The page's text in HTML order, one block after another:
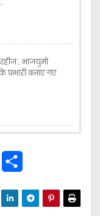
भाजयुमो
बनाए गए
a